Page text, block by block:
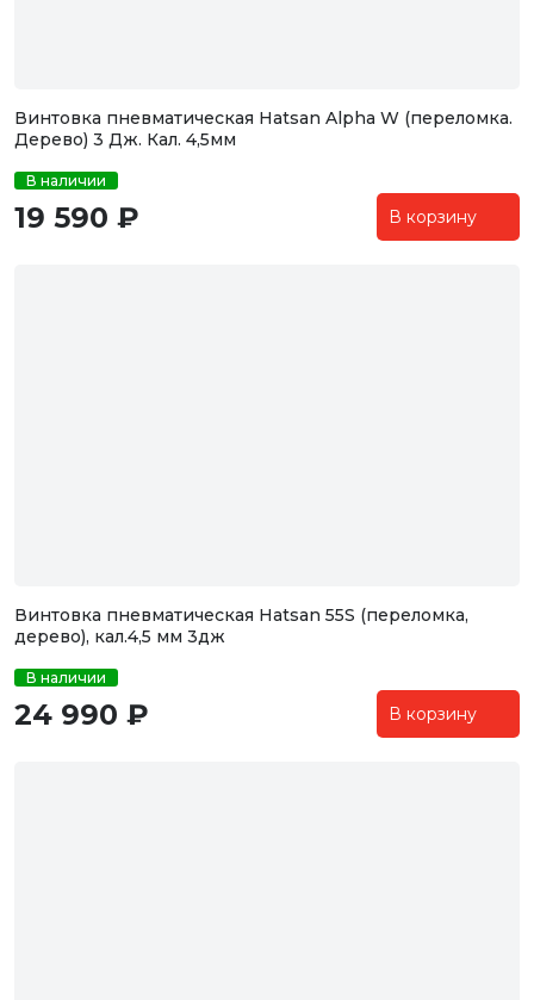
Винтовка пневматическая Hatsan Alpha W (переломка.
Дерево) 3 Дж. Кал. 4,5мм
В наличии
19 590 ₽ В корзину
Винтовка пневматическая Hatsan 55S (переломка,
дерево), кал.4,5 мм 3дж
В наличии
24 990 ₽ В корзину